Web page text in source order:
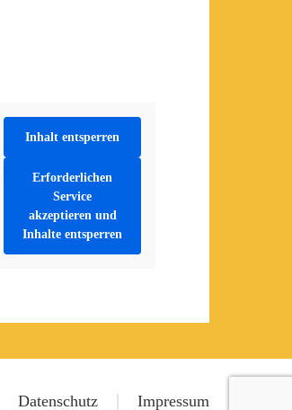
Inhalt entsperren
Erforderlichen
Service
akzeptieren und
Inhalte entsperren
Datenschutz Impressum